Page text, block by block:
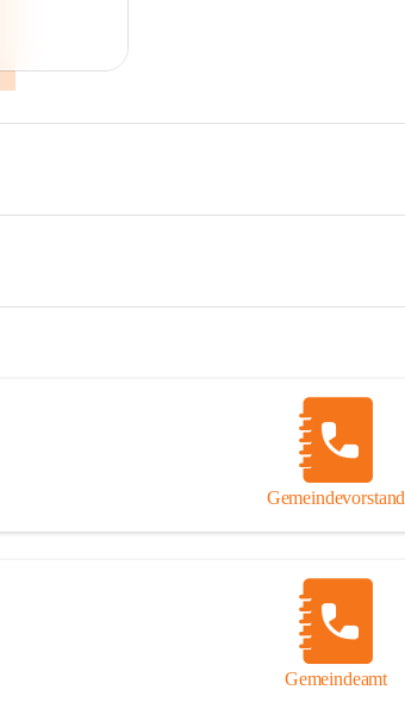
Gemeindevorstand
Gemeindeamt